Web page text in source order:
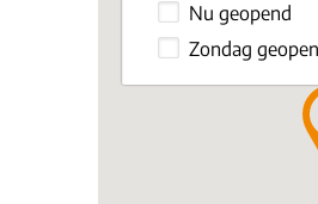
Nu geopend
Zondag